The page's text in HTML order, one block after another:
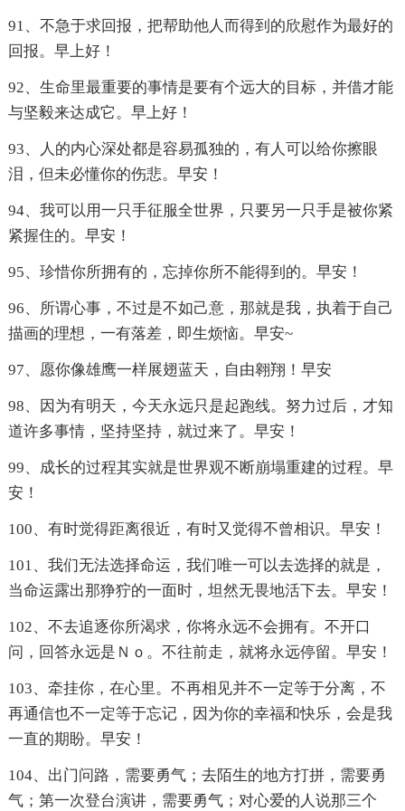
91、不急于求回报，把帮助他人而得到的欣慰作为最好的
回报。早上好！
92、生命里最重要的事情是要有个远大的目标，并借才能
与坚毅来达成它。早上好！
93、人的内心深处都是容易孤独的，有人可以给你擦眼
泪，但未必懂你的伤悲。早安！
94、我可以用一只手征服全世界，只要另一只手是被你紧
紧握住的。早安！
95、珍惜你所拥有的，忘掉你所不能得到的。早安！
96、所谓心事，不过是不如己意，那就是我，执着于自己
描画的理想，一有落差，即生烦恼。早安~
97、愿你像雄鹰一样展翅蓝天，自由翱翔！早安
98、因为有明天，今天永远只是起跑线。努力过后，才知
道许多事情，坚持坚持，就过来了。早安！
99、成长的过程其实就是世界观不断崩塌重建的过程。早
安！
100、有时觉得距离很近，有时又觉得不曾相识。早安！
101、我们无法选择命运，我们唯一可以去选择的就是，
当命运露出那狰狞的一面时，坦然无畏地活下去。早安！
102、不去追逐你所渴求，你将永远不会拥有。不开口
问，回答永远是Ｎｏ。不往前走，就将永远停留。早安！
103、牵挂你，在心里。不再相见并不一定等于分离，不
再通信也不一定等于忘记，因为你的幸福和快乐，会是我
一直的期盼。早安！
104、出门问路，需要勇气；去陌生的地方打拼，需要勇
气；第一次登台演讲，需要勇气；对心爱的人说那三个